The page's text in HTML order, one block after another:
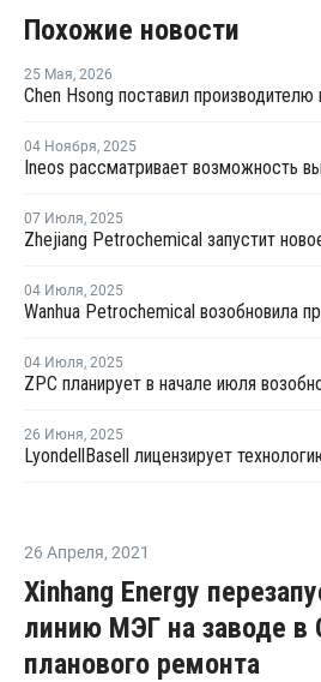
Похожие новости
25 Мая, 2026
04 Ноября, 2025
07 Июля, 2025
04 Июля, 2025
04 Июля, 2025
ZPC планирует в начале июля
26 Июня, 2025
26 Апреля, 2021
Xinhang Energy
линию МЭГ на заводе в
планового ремонта